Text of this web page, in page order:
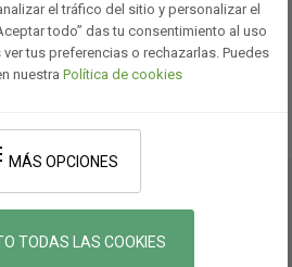
de privacidad-Política de cookies
el tráfico del sitio y personalizar el
todo” das tu consentimiento al uso
tus preferencias o rechazarlas. Puedes
nuestra Política de cookies
MÁS OPCIONES
TODAS LAS COOKIES